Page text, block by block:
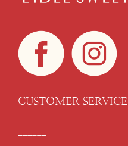
CUSTOMER SERVICE